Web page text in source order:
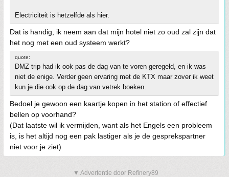
Electriciteit is hetzelfde als hier.
Dat is handig, ik neem aan dat mijn hotel niet zo oud zal zijn dat
het nog met een oud systeem werkt?
quote:
DMZ trip had ik ook pas de dag van te voren geregeld, en ik was
niet de enige. Verder geen ervaring met de KTX maar zover ik weet
kun je die ook op de dag van vetrek boeken.
Bedoel je gewoon een kaartje kopen in het station of effectief
bellen op voorhand?
(Dat laatste wil ik vermijden, want als het Engels een probleem
is, is het altijd nog een pak lastiger als je de gesprekspartner
niet voor je ziet)
▼ Advertentie door Refinery89